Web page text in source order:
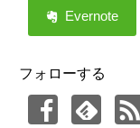
フォローする